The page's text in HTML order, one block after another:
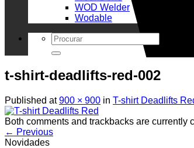
WOD Welder
Wodable
Search
for:
t-shirt-deadlifts-red-002
Published at900 × 900 in T-shirt Deadlifts
Both comments and trackbacks are currently
← Previous
Novidades